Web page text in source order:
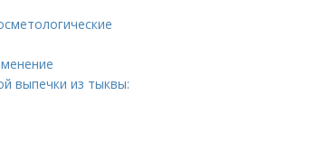
выпечки из тыквы: